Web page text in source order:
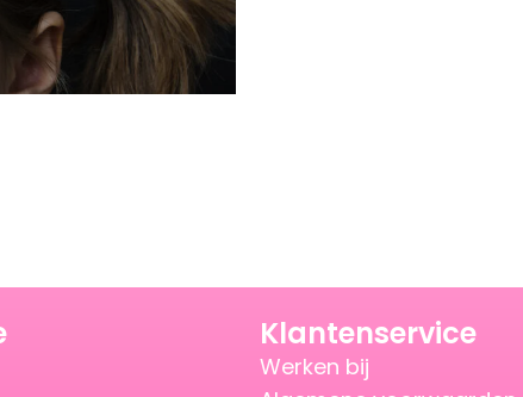
Klantenservice
Werken bij